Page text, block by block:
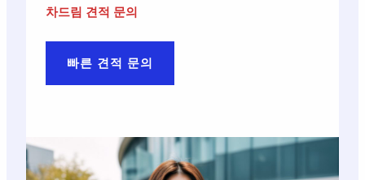
차드림 견적 문의
빠른 견적 문의